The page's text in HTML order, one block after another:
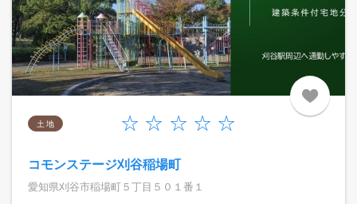
土 地
コモンステージ刈谷稲場町
愛知県刈谷市稲場町５丁目５０１番１